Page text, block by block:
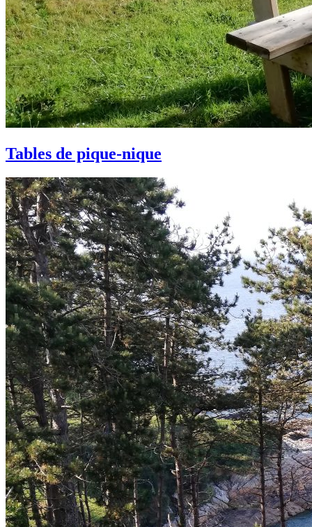
Tables de pique-nique